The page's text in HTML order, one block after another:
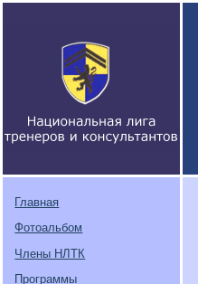
Главная
Фотоальбом
Члены НЛТК
Программы